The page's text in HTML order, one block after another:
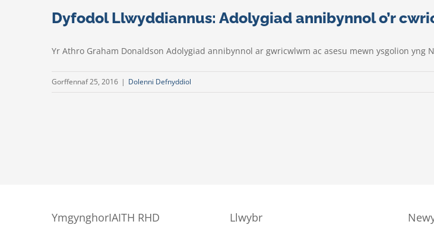
Dyfodol Llwyddiannus: Adolygiad annibynnol o’r
Yr Athro Graham Donaldson Adolygiad annibynnol ar gwricwlwm ac asesu mewn ysgolion yng
Gorffennaf 25, 2016 | Dolenni Defnyddiol
YmgynghorIAITH RHD Llwybr